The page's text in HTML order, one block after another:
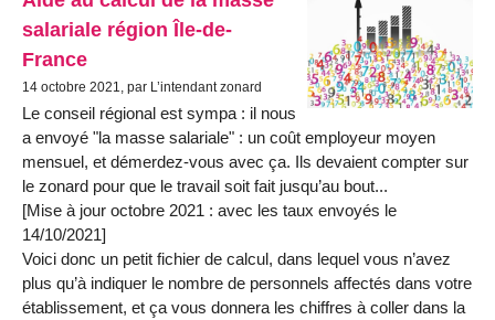
salariale région Île-de-
France
14 octobre 2021, par L’intendant zonard
Le conseil régional est sympa : il nous
a envoyé "la masse salariale" : un coût employeur moyen
mensuel, et démerdez-vous avec ça. Ils devaient compter sur
le zonard pour que le travail soit fait jusqu’au bout...
[Mise à jour octobre 2021 : avec les taux envoyés le
14/10/2021]
Voici donc un petit fichier de calcul, dans lequel vous n’avez
plus qu’à indiquer le nombre de personnels affectés dans votre
établissement, et ça vous donnera les chiffres à coller dans la